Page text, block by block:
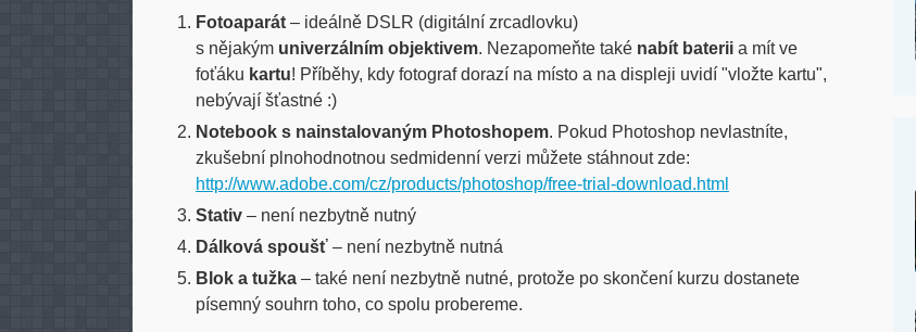
Fotoaparát – ideálně DSLR (digitální zrcadlovku)
s nějakým univerzálním objektivem. Nezapomeňte také nabít baterii a mít ve
foťáku kartu! Příběhy, kdy fotograf dorazí na místo a na displeji uvidí "vložte kartu",
nebývají šťastné :)
Notebook s nainstalovaným Photoshopem. Pokud Photoshop nevlastníte,
zkušební plnohodnotnou sedmidenní verzi můžete stáhnout zde:
http://www.adobe.com/cz/products/photoshop/free-trial-download.html
Stativ – není nezbytně nutný
Dálková spoušť – není nezbytně nutná
Blok a tužka – také není nezbytně nutné, protože po skončení kurzu dostanete
písemný souhrn toho, co spolu probereme.